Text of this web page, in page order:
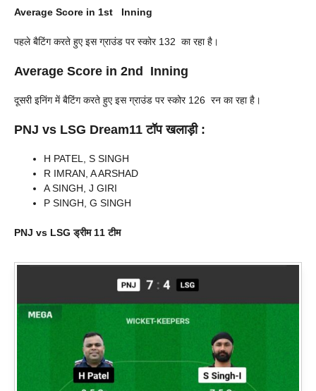
Average Score in 1st Inning
पहले बैटिंग करते हुए इस ग्राउंड पर स्कोर 132 का रहा है।
Average Score in 2nd Inning
दूसरी इनिंग में बैटिंग करते हुए इस ग्राउंड पर स्कोर 126 रन का रहा है।
PNJ vs LSG Dream11 टॉप खलाड़ी :
H PATEL, S SINGH
R IMRAN, A ARSHAD
A SINGH, J GIRI
P SINGH, G SINGH
PNJ vs LSG ड्रीम 11 टीम